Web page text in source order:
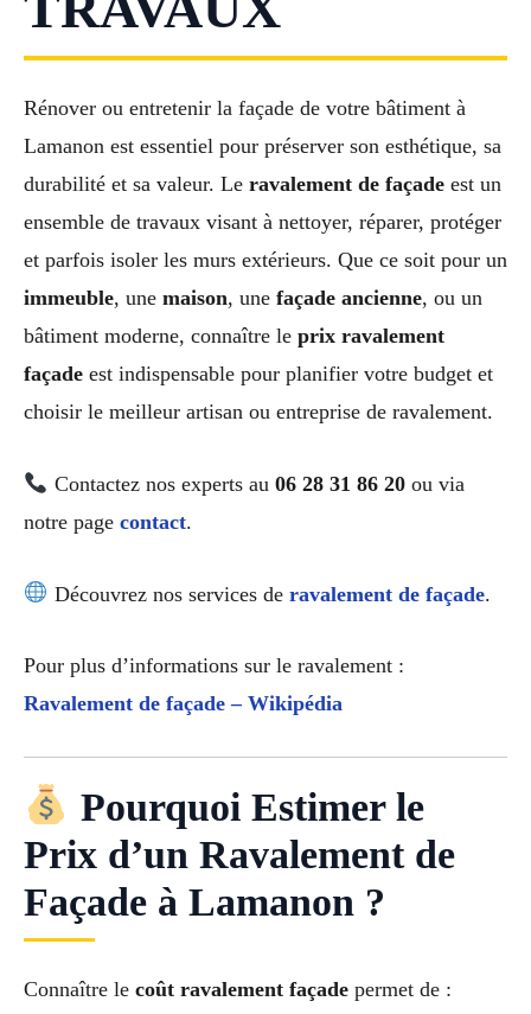
Rénover ou entretenir la façade de votre bâtiment à
Lamanon est essentiel pour préserver son esthétique, sa
durabilité et sa valeur. Le ravalement de façade est un
ensemble de travaux visant à nettoyer, réparer, protéger
et parfois isoler les murs extérieurs. Que ce soit pour un
immeuble, une maison, une façade ancienne, ou un
bâtiment moderne, connaître le prix ravalement
façade est indispensable pour planifier votre budget et
choisir le meilleur artisan ou entreprise de ravalement.
Contactez nos experts au 06 28 31 86 20ou via
notre page contact.
Découvrez nos services de ravalement de façade.
Pour plus d’informations sur le ravalement :
Ravalement de façade – Wikipédia
Pourquoi Estimer le
Prix d’un Ravalement de
Façade à Lamanon ?
Connaître le coût ravalement façade permet de :